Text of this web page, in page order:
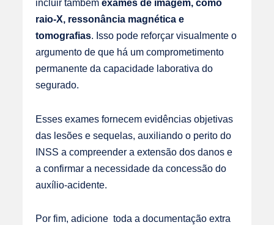
incluir tambémexames de imagem, como
raio-X, ressonância magnética e
tomografias. Isso pode reforçar visualmente o
argumento de que há um comprometimento
permanente da capacidade laborativa do
segurado.
Esses exames fornecem evidências objetivas
das lesões e sequelas, auxiliando o perito do
INSS a compreender a extensão dos danos e
a confirmar a necessidade da concessão do
auxílio-acidente.
Por fim, adicione toda a documentação extra